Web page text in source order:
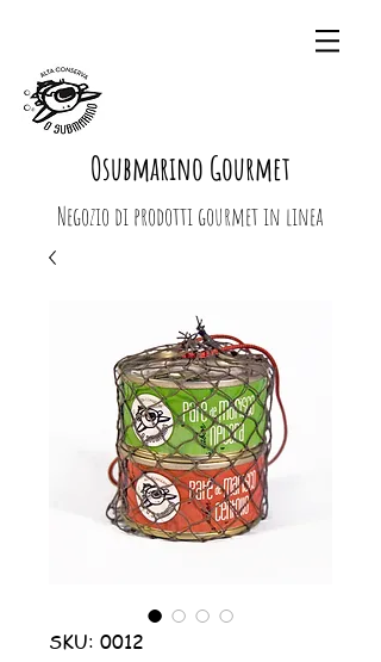
Osubmarino Gourmet
Negozio di prodotti gourmet in linea
SKU: 0012